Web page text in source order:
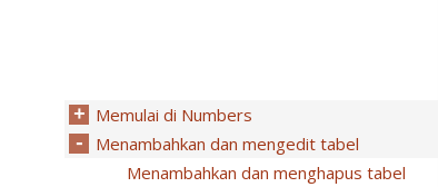
Memulai di Numbers
Menambahkan dan mengedit tabel
Menambahkan dan menghapus tabel